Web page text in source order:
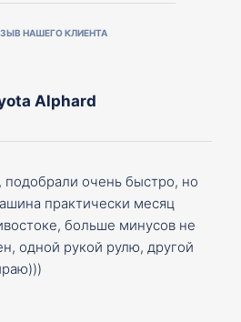
НАШЕГО КЛИЕНТА
Alphard
подобрали очень быстро, но
практически месяц
больше минусов не
одной рукой рулю, другой